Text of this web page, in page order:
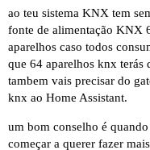
ao teu sistema KNX tem
fonte de alimentação KNX
aparelhos caso todos
que 64 aparelhos knx
tambem vais precisar do
knx ao Home Assistant.
um bom conselho é
começar a querer fazer